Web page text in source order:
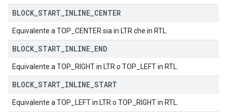
BLOCK START INLINE CENTER
Equivalente a TOP_CENTER sia in LTR che in RTL.
BLOCK START INLINE END
Equivalente a TOP_RIGHT in LTR o TOP_LEFT in RTL.
BLOCK START INLINE START
Equivalente a TOP_LEFT in LTR o TOP_RIGHT in RTL.